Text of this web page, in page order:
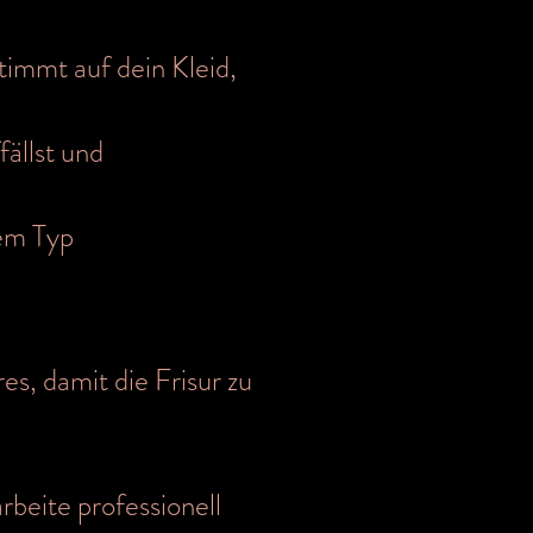
auf dein Kleid,
und
Typ
damit die Frisur zu
professionell